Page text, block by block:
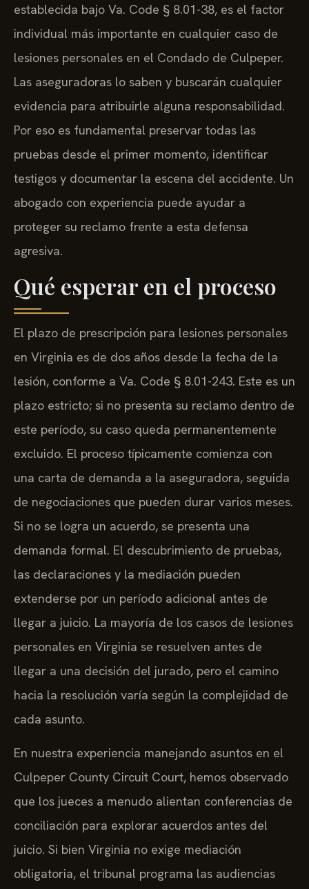
establecida bajo Va. Code § 8.01-38, es el factor
individual más importante en cualquier caso de
lesiones personales en el Condado de Culpeper.
Las aseguradoras lo saben y buscarán cualquier
evidencia para atribuirle alguna responsabilidad.
Por eso es fundamental preservar todas las
pruebas desde el primer momento, identificar
testigos y documentar la escena del accidente. Un
abogado con experiencia puede ayudar a
proteger su reclamo frente a esta defensa
agresiva.
Qué esperar en el proceso
El plazo de prescripción para lesiones personales
en Virginia es de dos años desde la fecha de la
lesión, conforme a Va. Code § 8.01-243. Este es un
plazo estricto; si no presenta su reclamo dentro de
este período, su caso queda permanentemente
excluido. El proceso típicamente comienza con
una carta de demanda a la aseguradora, seguida
de negociaciones que pueden durar varios meses.
Si no se logra un acuerdo, se presenta una
demanda formal. El descubrimiento de pruebas,
las declaraciones y la mediación pueden
extenderse por un período adicional antes de
llegar a juicio. La mayoría de los casos de lesiones
personales en Virginia se resuelven antes de
llegar a una decisión del jurado, pero el camino
hacia la resolución varía según la complejidad de
cada asunto.
En nuestra experiencia manejando asuntos en el
Culpeper County Circuit Court, hemos observado
que los jueces a menudo alientan conferencias de
conciliación para explorar acuerdos antes del
juicio. Si bien Virginia no exige mediación
obligatoria, el tribunal programa las audiencias